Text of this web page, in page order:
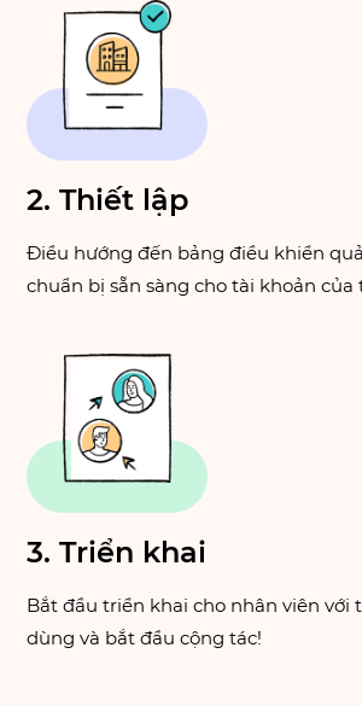
2. Thiết lập
Điều hướng đến bảng điều khiển
chuẩn bị sẵn sàng cho tài khoản của
3. Triển khai
Bắt đầu triển khai cho nhân viên với
dùng và bắt đầu cộng tác!